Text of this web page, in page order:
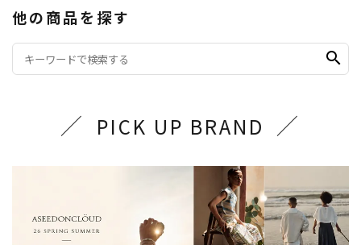
他の商品を探す
search
PICK UP BRAND